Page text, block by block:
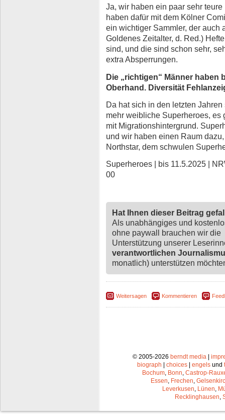
Ja, wir haben ein paar sehr
haben dafür mit dem Kölner
ein wichtiger Sammler, der auch
Goldenes Zeitalter, d. Red.)
sind, und die sind schon sehr,
extra Absperrungen.
Die „richtigen“ Männer haben
Oberhand. Diversität
Da hat sich in den letzten
mehr weibliche Superheroes,
mit Migrationshintergrund.
und wir haben einen Raum
Northstar, dem schwulen
Superheroes | bis 11.5.2025 |
00
Hat Ihnen dieser Beitrag
Als unabhängiges und
ohne paywall brauchen wir die
Unterstützung unserer
verantwortlichen
monatlich) unterstützen
Weitersagen Kommentieren
© 2005-2026 berndt media |
biograph | choices | engels und
Bochum Bonn Castrop-
Essen Frechen
Leverkusen Lünen
Recklinghausen